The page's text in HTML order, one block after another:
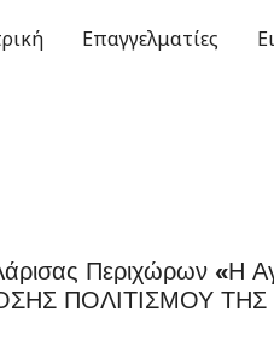
Επαγγελματίες
Περιχώρων «Η
ΠΟΛΙΤΙΣΜΟΥ